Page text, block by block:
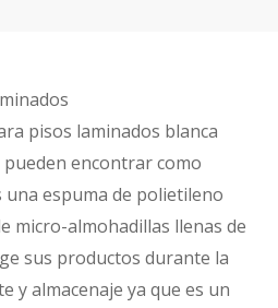
pisos laminados blanca
pueden encontrar como
una espuma de polietileno
micro-almohadillas llenas de
sus productos durante la
y almacenaje ya que es un